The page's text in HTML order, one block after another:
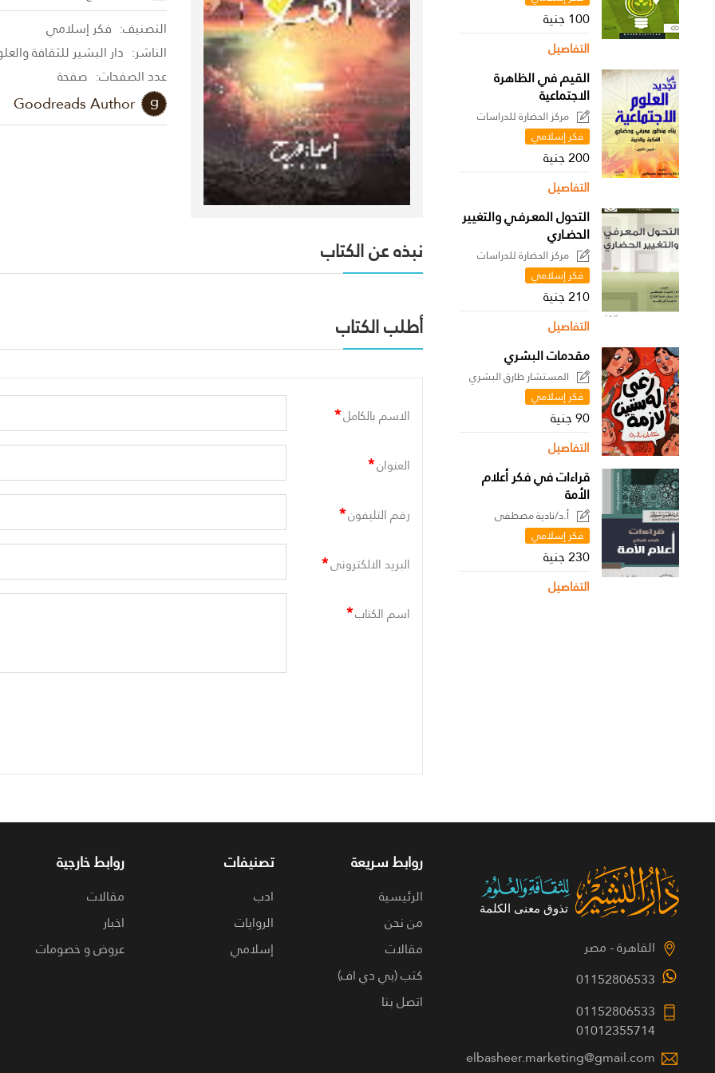
100 جنية
التفاصيل
القيم في الظاهرة
الاجتماعية
مركز الحضارة للدراسات
السياسية
فكر إسلامي
200 جنية
التفاصيل
التحول المعـرفـي والتغيير
الحضـاري
مركز الحضارة للدراسات
السياسية
فكر إسلامي
210 جنية
التفاصيل
مقدمات البشري
المستشار طارق البشري
فكر إسلامي
90 جنية
التفاصيل
قراءات في فكر أعلام
الأمة
أ.د/نادية مصطفى
فكر إسلامي
230 جنية
التفاصيل
التصنيف: فكر إسلامي
الناشر: دار البشير للثقافة
عدد الصفحات: صفحة
Goodreads Author
نبذه عن الكتاب
أطلب الكتاب
الاسم بالكامل*
العنوان*
رقم التليفون*
البريد الالكترونى*
اسم الكتاب*
القاهرة - مصر
01152806533
01152806533
01012355714
elbasheer.marketing@gmail.com
روابط سريعة
الرئيسية
من نحن
مقالات
كتب (بي دي اف)
اتصل بنا
تصنيفات
ادب
الروايات
إسلامي
روابط خارجية
مقالات
اخبار
عروض و خصومات